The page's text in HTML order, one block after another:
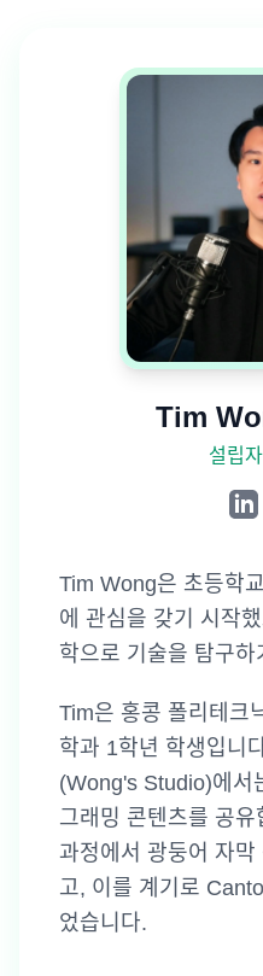
Tim
설립
Tim Wong은 초등학
에 관심을 갖기 시작
학으로 기술을 탐구
Tim은 홍콩 폴리테크
학과 1학년 학생입니
(Wong's Studio)에서
그래밍 콘텐츠를 공
과정에서 광둥어 자
고, 이를 계기로
었습니다.